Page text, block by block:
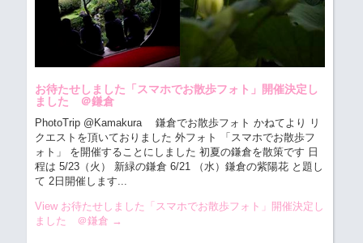
お待たせしました「スマホでお散歩フォト」開催決定し
ました ＠鎌倉
PhotoTrip @Kamakura 鎌倉でお散歩フォト かねてより リ
クエストを頂いておりました 外フォト 「スマホでお散歩フ
ォト」 を開催することにしました 初夏の鎌倉を散策です 日
程は 5/23（火） 新緑の鎌倉 6/21 （水）鎌倉の紫陽花 と題し
て 2日開催します...
View お待たせしました「スマホでお散歩フォト」開催決定し
ました ＠鎌倉 →